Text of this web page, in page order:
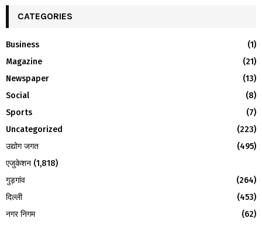
h
o
r
:
R
CATEGORIES
Business
(1)
Magazine
(21)
Newspaper
(13)
Social
(8)
Sports
(7)
Uncategorized
(223)
उद्योग जगत
(495)
एजुकेशन (1,818)
गुड़गांव
(264)
दिल्ली
(453)
नगर निगम
(62)